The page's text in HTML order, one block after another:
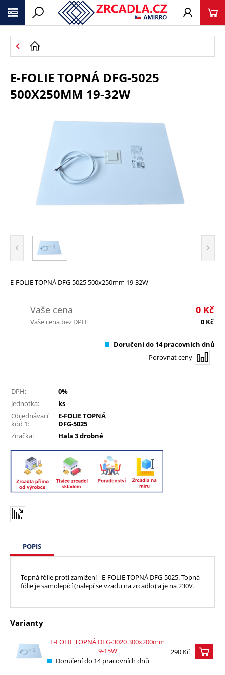
E-FOLIE TOPNÁ DFG-5025
500X250MM 19-32W
E-FOLIE TOPNÁ DFG-5025 500x250mm 19-32W
Vaše cena 0 Kč
Vaše cena bez DPH 0 Kč
Doručení do 14 pracovních dnů
Porovnat ceny
DPH:
0%
Jednotka:
ks
Objednávací
kód 1:
E-FOLIE TOPNÁ
DFG-5025
Značka:
Hala 3 drobné
POPIS
Topná fólie proti zamlžení - E-FOLIE TOPNÁ DFG-5025. Topná
fólie je samolepící (nalepí se vzadu na zrcadlo) a je na 230V.
Varianty
E-FOLIE TOPNÁ DFG-3020 300x200mm
9-15W
Doručení do 14 pracovních dnů
290 Kč